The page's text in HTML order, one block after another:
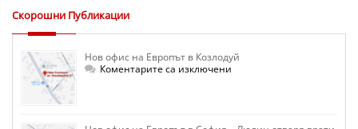
Скорошни Публикации
Нов офис на Европът в Козлодуй
Коментарите са изключени